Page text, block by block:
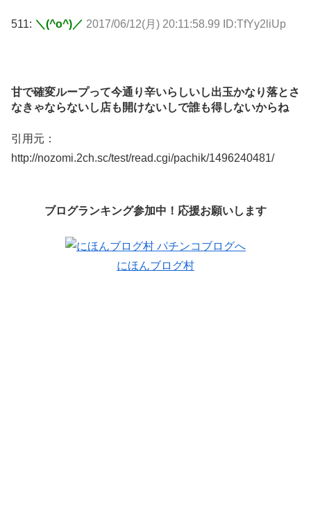
511: ＼(^o^)／ 2017/06/12(月) 20:11:58.99 ID:TfYy2liUp
甘で確変ループって今通り辛いらしいし出玉かなり落とさ
なきゃならないし店も開けないしで誰も得しないからね
引用元：
http://nozomi.2ch.sc/test/read.cgi/pachik/1496240481/
ブログランキング参加中！応援お願いします
にほんブログ村